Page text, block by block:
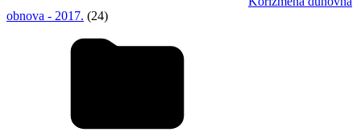
obnova - 2017. (24)